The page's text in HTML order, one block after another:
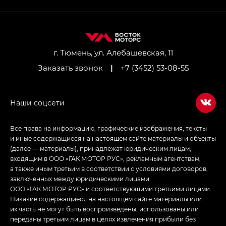
Джи Ти — GT, Джи Икс — GX,
Джи Икс ПРЕМИУМ — GX PREMIUM, ЛАУНЖ —
LOUNGE
Empow — Эмпау (Empow) в комплектации
г. Тюмень, ул. Алебашевская, 11
Заказать звонок
| +7 (3452) 53-08-55
Все права на информацию, графические изображения, тексты
и иные содержащиеся на настоящем сайте материалы и объекты
(далее — материалы), принадлежат юридическим лицам,
входящим в ООО «ГАК МОТОР РУС», рекламным агентствам,
а также иным третьим в соответствии с условиями договоров,
заключенных между юридическими лицами
ООО «ГАК МОТОР РУС» и соответствующими третьими лицами.
Никакие содержащиеся на настоящем сайте материалы или
их часть не могут быть воспроизведены, использованы или
переданы третьим лицам в целях извлечения прибыли без